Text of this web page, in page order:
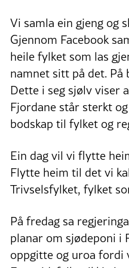
Vi samla ein gjeng og
Gjennom Facebook
heile fylket som las
namnet sitt på det.
Dette i seg sjølv viser
Fjordane står sterkt
bodskap til fylket og
Ein dag vil vi flytte
Flytte heim til det vi
Trivselsfylket, fylket
På fredag sa
planar om sjødeponi i
oppgitte og uroa fordi